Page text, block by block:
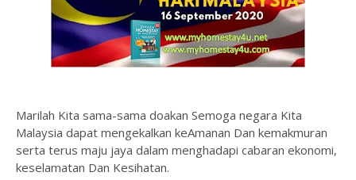
Marilah Kita sama-sama doakan Semoga negara Kita
Malaysia dapat mengekalkan keAmanan Dan kemakmuran
serta terus maju jaya dalam menghadapi cabaran ekonomi,
keselamatan Dan Kesihatan.